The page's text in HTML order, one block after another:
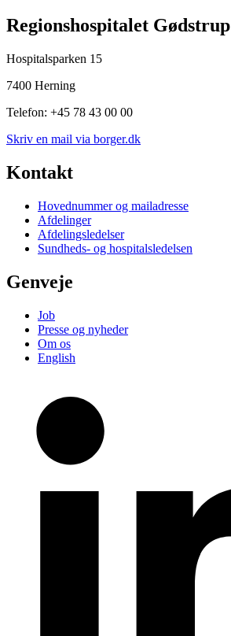
Regionshospitalet Gødstrup
Hospitalsparken 15
7400 Herning
Telefon: +45 78 43 00 00
Skriv en mail via borger.dk
Kontakt
Hovednummer og mailadresse
Afdelinger
Afdelingsledelser
Sundheds- og hospitalsledelsen
Genveje
Job
Presse og nyheder
Om os
English